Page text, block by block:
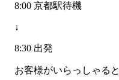
8:00 京都駅待機
↓
8:30 出発
お客様がいらっしゃる